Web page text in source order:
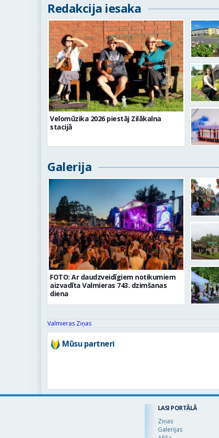
Redakcija iesaka
Velomūzika 2026 piestāj Zilākalna
stacijā
Galerija
FOTO: Ar daudzveidīgiem notikumiem
aizvadīta Valmieras 743. dzimšanas
diena
Valmieras Ziņas
Mūsu partneri
LASI PORTĀLĀ
Ziņas
Galerijas